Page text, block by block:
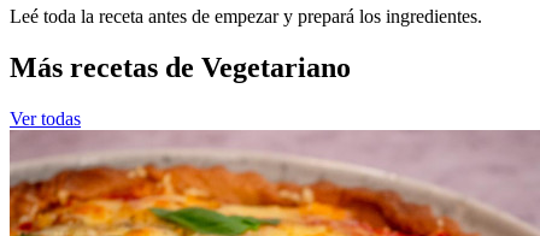
Leé toda la receta antes de empezar y prepará los ingredientes.
Más recetas de Vegetariano
Ver todas